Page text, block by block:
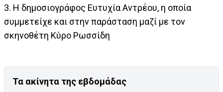
3. Η δημοσιογράφος Ευτυχία Αντρέου, η οποία
συμμετείχε και στην παράσταση μαζί με τον
σκηνοθέτη Κύρο Ρωσσίδη
Τα ακίνητα της εβδομάδας